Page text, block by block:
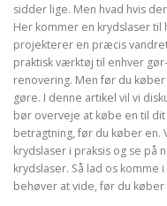
sidder lige. Men hvad hvis
Her kommer en krydslaser
projekterer en præcis
praktisk værktøj til enhver
renovering. Men før du
gøre. I denne artikel vil vi
bør overveje at købe en til
betragtning, før du køber en.
krydslaser i praksis og se på
krydslaser. Så lad os komme
behøver at vide, før du